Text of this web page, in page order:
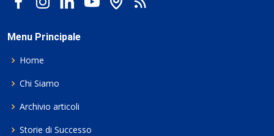
Menu Principale
Home
Chi Siamo
Archivio articoli
Storie di Successo